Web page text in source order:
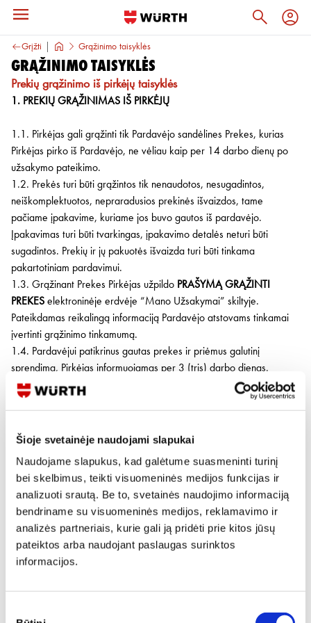
Šioje svetainėje naudojami slapukai
Naudojame slapukus, kad galėtume suasmeninti turinį
bei skelbimus, teikti visuomeninės medijos funkcijas ir
analizuoti srautą. Be to, svetainės naudojimo informaciją
bendriname su visuomeninės medijos, reklamavimo ir
analizės partneriais, kurie gali ją pridėti prie kitos jūsų
pateiktos arba naudojant paslaugas surinktos
informacijos.
Grįžti Grąžinimo taisyklės
Grąžinimo taisyklės
Prekių grąžinimo iš pirkėjų taisyklės
1. PREKIŲ GRĄŽINIMAS IŠ PIRKĖJŲ
1.1. Pirkėjas gali grąžinti tik Pardavėjo sandėlines Prekes, kurias
Pirkėjas pirko iš Pardavėjo, ne vėliau kaip per 14 darbo dienų po
užsakymo pateikimo.
1.2. Prekės turi būti grąžintos tik nenaudotos, nesugadintos,
neiškomplektuotos, nepraradusios prekinės išvaizdos, tame
pačiame įpakavime, kuriame jos buvo gautos iš pardavėjo.
Įpakavimas turi būti tvarkingas, įpakavimo detalės neturi būti
sugadintos. Prekių ir jų pakuotės išvaizda turi būti tinkama
pakartotiniam pardavimui.
1.3. Grąžinant Prekes Pirkėjas užpildo PRAŠYMĄ GRĄŽINTI
PREKES elektroninėje erdvėje “Mano Užsakymai” skiltyje.
Pateikdamas reikalingą informaciją Pardavėjo atstovams tinkamai
įvertinti grąžinimo tinkamumą.
1.4. Pardavėjui patikrinus gautas prekes ir priėmus galutinį
sprendimą, Pirkėjas informuojamas per 3 (tris) darbo dienas.
Grąžinimui tinkamoms prekėms Pardavėjas išrašo Pirkėjui Kreditinę
Sąskaitą-faktūrą.
sandėlio per 10 (dešimt) darbo dienų po galutinio Pardavėjo
2. BROKUOTŲ PREKIŲ GRĄŽINIMAS IŠ PIRKĖJŲ
2.1. Pirkėjai gali grąžinti brokuotas prekes pakeitimui, įsitikinus, kad
tai gamyklinis defektas, jeiguPardavėjo Pirkėjui parduotų prekių
atžvilgiu galioja toms prekėms suteikti garantiniai terminai bei
garantijos sąlygos, apibrėžti konkrečios prekės techniniuose
prekes Pirkėjas užpildo BROKO AKTĄ ir pateikia atsakingam